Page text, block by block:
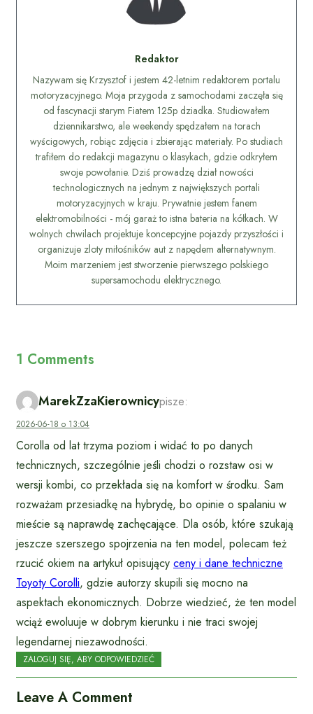
Redaktor
Nazywam się Krzysztof i jestem 42-letnim redaktorem portalu
motoryzacyjnego. Moja przygoda z samochodami zaczęła się
od fascynacji starym Fiatem 125p dziadka. Studiowałem
dziennikarstwo, ale weekendy spędzałem na torach
wyścigowych, robiąc zdjęcia i zbierając materiały. Po studiach
trafiłem do redakcji magazynu o klasykach, gdzie odkryłem
swoje powołanie. Dziś prowadzę dział nowości
technologicznych na jednym z największych portali
motoryzacyjnych w kraju. Prywatnie jestem fanem
elektromobilności - mój garaż to istna bateria na kółkach. W
wolnych chwilach projektuje koncepcyjne pojazdy przyszłości i
organizuje zloty miłośników aut z napędem alternatywnym.
Moim marzeniem jest stworzenie pierwszego polskiego
supersamochodu elektrycznego.
1 Comments
MarekZzaKierownicypisze:
2026-06-18 o 13:04
Corolla od lat trzyma poziom i widać to po danych
technicznych, szczególnie jeśli chodzi o rozstaw osi w
wersji kombi, co przekłada się na komfort w środku. Sam
rozważam przesiadkę na hybrydę, bo opinie o spalaniu w
mieście są naprawdę zachęcające. Dla osób, które szukają
jeszcze szerszego spojrzenia na ten model, polecam też
rzucić okiem na artykuł opisujący ceny i dane techniczne
Toyoty Corolli, gdzie autorzy skupili się mocno na
aspektach ekonomicznych. Dobrze wiedzieć, że ten model
wciąż ewoluuje w dobrym kierunku i nie traci swojej
legendarnej niezawodności.
ZALOGUJ SIĘ, ABY ODPOWIEDZIEĆ
Leave A Comment